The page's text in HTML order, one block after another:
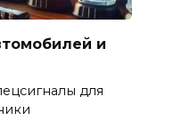
и
для